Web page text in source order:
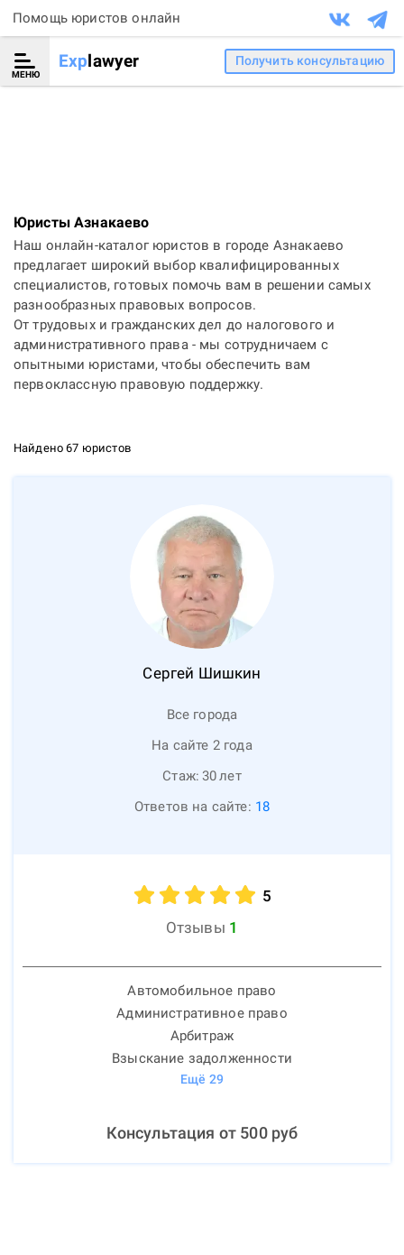
Помощь юристов онлайн
МЕНЮ
Explawyer Получить консультацию
Юристы Азнакаево
Наш онлайн-каталог юристов в городе Азнакаево
предлагает широкий выбор квалифицированных
специалистов, готовых помочь вам в решении самых
разнообразных правовых вопросов.
От трудовых и гражданских дел до налогового и
административного права - мы сотрудничаем с
опытными юристами, чтобы обеспечить вам
первоклассную правовую поддержку.
Найдено 67 юристов
Сергей Шишкин
Все города
На сайте 2 года
Стаж: 30лет
Ответов на сайте: 18
5
Отзывы 1
Автомобильное право
Административное право
Арбитраж
Взыскание задолженности
Ещё 29
Консультация от 500руб